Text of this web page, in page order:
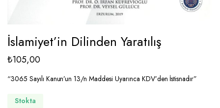
İslamiyet’in Dilinden Yaratılış
₺105,00
“3065 Sayılı Kanun’un 13/n Maddesi Uyarınca KDV’den İstisnadır”
Stokta